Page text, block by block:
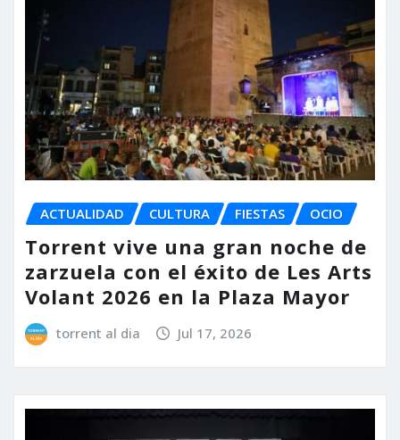
ACTUALIDAD CULTURA FIESTAS OCIO
Torrent vive una gran noche de
zarzuela con el éxito de Les Arts
Volant 2026 en la Plaza Mayor
torrent al dia Jul 17, 2026